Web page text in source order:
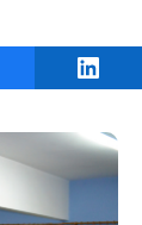
on Facebook